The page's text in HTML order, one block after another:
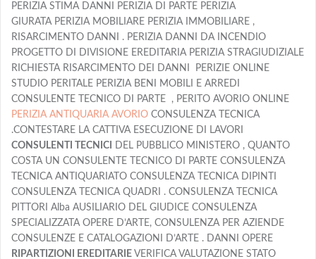
PERIZIA STIMA DANNI PERIZIA DI PARTE PERIZIA
GIURATA PERIZIA MOBILIARE PERIZIA IMMOBILIARE ,
RISARCIMENTO DANNI . PERIZIA DANNI DA INCENDIO
PROGETTO DI DIVISIONE EREDITARIA PERIZIA STRAGIUDIZIALE
RICHIESTA RISARCIMENTO DEI DANNI PERIZIE ONLINE
STUDIO PERITALE PERIZIA BENI MOBILI E ARREDI
CONSULENTE TECNICO DI PARTE , PERITO AVORIO ONLINE
PERIZIA ANTIQUARIA AVORIO CONSULENZA TECNICA
.CONTESTARE LA CATTIVA ESECUZIONE DI LAVORI
CONSULENTI TECNICI
DEL PUBBLICO MINISTERO , QUANTO
COSTA UN CONSULENTE TECNICO DI PARTE CONSULENZA
TECNICA ANTIQUARIATO CONSULENZA TECNICA DIPINTI
CONSULENZA TECNICA QUADRI . CONSULENZA TECNICA
PITTORI Alba AUSILIARIO DEL GIUDICE CONSULENZA
SPECIALIZZATA OPERE D’ARTE, CONSULENZA PER AZIENDE
CONSULENZE E CATALOGAZIONI D’ARTE . DANNI OPERE
RIPARTIZIONI EREDITARIE VERIFICA VALUTAZIONE STATO